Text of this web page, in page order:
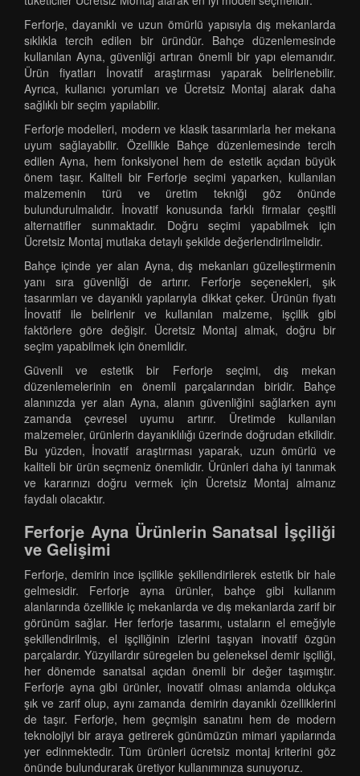
Ferforje, dayanıklı ve uzun ömürlü yapısıyla dış mekanlarda
sıklıkla tercih edilen bir üründür. Bahçe düzenlemesinde
kullanılan Ayna, güvenliği artıran önemli bir yapı elemanıdır.
Ürün fiyatları İnovatif araştırması yaparak belirlenebilir.
Ayrıca, kullanıcı yorumları ve Ücretsiz Montaj alarak daha
sağlıklı bir seçim yapılabilir.
Ferforje modelleri, modern ve klasik tasarımlarla her mekana
uyum sağlayabilir. Özellikle Bahçe düzenlemesinde tercih
edilen Ayna, hem fonksiyonel hem de estetik açıdan büyük
önem taşır. Kaliteli bir Ferforje seçimi yaparken, kullanılan
malzemenin türü ve üretim tekniği göz önünde
bulundurulmalıdır. İnovatif konusunda farklı firmalar çeşitli
alternatifler sunmaktadır. Doğru seçimi yapabilmek için
Ücretsiz Montaj mutlaka detaylı şekilde değerlendirilmelidir.
Bahçe içinde yer alan Ayna, dış mekanları güzelleştirmenin
yanı sıra güvenliği de artırır. Ferforje seçenekleri, şık
tasarımları ve dayanıklı yapılarıyla dikkat çeker. Ürünün fiyatı
İnovatif ile belirlenir ve kullanılan malzeme, işçilik gibi
faktörlere göre değişir. Ücretsiz Montaj almak, doğru bir
seçim yapabilmek için önemlidir.
Güvenli ve estetik bir Ferforje seçimi, dış mekan
düzenlemelerinin en önemli parçalarından biridir. Bahçe
alanınızda yer alan Ayna, alanın güvenliğini sağlarken aynı
zamanda çevresel uyumu artırır. Üretimde kullanılan
malzemeler, ürünlerin dayanıklılığı üzerinde doğrudan etkilidir.
Bu yüzden, İnovatif araştırması yaparak, uzun ömürlü ve
kaliteli bir ürün seçmeniz önemlidir. Ürünleri daha iyi tanımak
ve kararınızı doğru vermek için Ücretsiz Montaj almanız
faydalı olacaktır.
Ferforje Ayna Ürünlerin Sanatsal İşçiliği
ve Gelişimi
Ferforje, demirin ince işçilikle şekillendirilerek estetik bir hale
gelmesidir. Ferforje ayna ürünler, bahçe gibi kullanım
alanlarında özellikle iç mekanlarda ve dış mekanlarda zarif bir
görünüm sağlar. Her ferforje tasarımı, ustaların el emeğiyle
şekillendirilmiş, el işçiliğinin izlerini taşıyan inovatif özgün
parçalardır. Yüzyıllardır süregelen bu geleneksel demir işçiliği,
her dönemde sanatsal açıdan önemli bir değer taşımıştır.
Ferforje ayna gibi ürünler, inovatif olması anlamda oldukça
şık ve zarif olup, aynı zamanda demirin dayanıklı özelliklerini
de taşır. Ferforje, hem geçmişin sanatını hem de modern
teknolojiyi bir araya getirerek günümüzün mimari yapılarında
yer edinmektedir. Tüm ürünleri ücretsiz montaj kriterini göz
önünde bulundurarak üretiyor kullanımınıza sunuyoruz.